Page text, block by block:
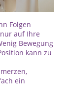
Folgen
auf Ihre
Bewegung
kann zu
ein